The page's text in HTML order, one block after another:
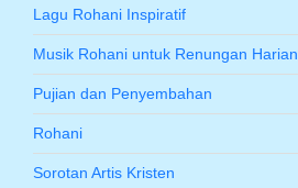
Lagu Rohani Inspiratif
Musik Rohani untuk Renungan Harian
Pujian dan Penyembahan
Rohani
Sorotan Artis Kristen